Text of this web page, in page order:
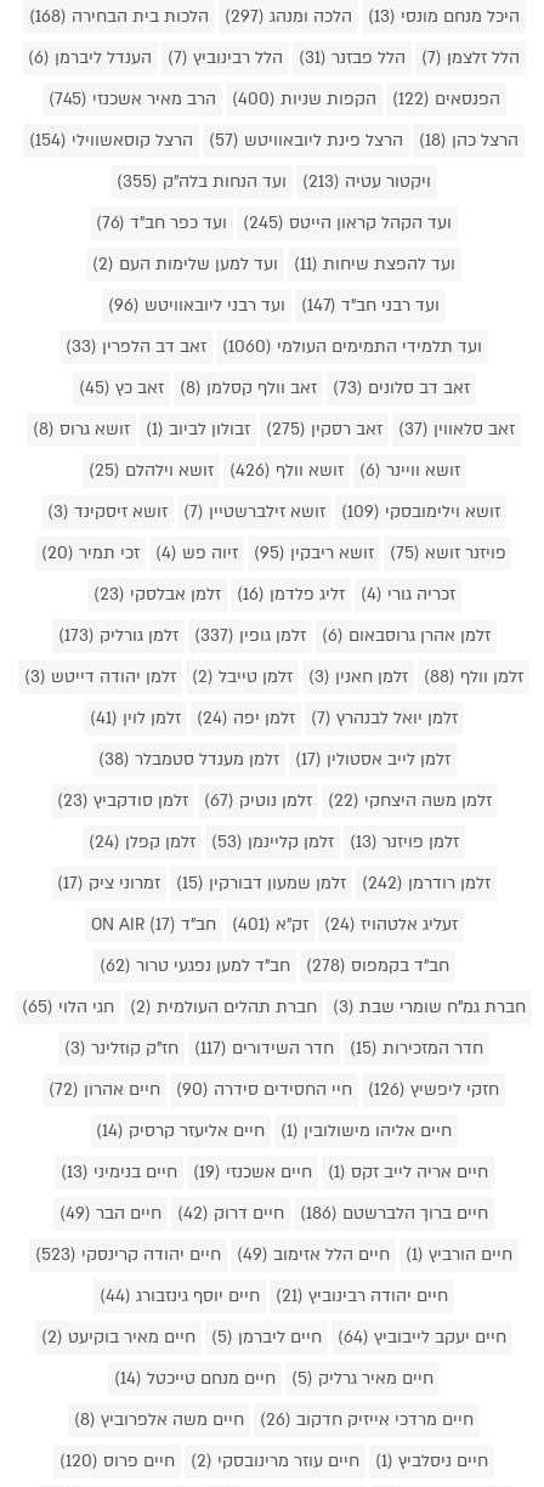
היכל מנחם מונסי (13) הלכה ומנהג (297)
הלכות בית הבחירה (168)
הלל זלצמן (7)
הלל פבזנר (31) הלל רבינוביץ (7)
הענדל ליברמן (6)
הפנסאים (122)
הקפות שניות (400)
הרב מאיר אשכנזי (745)
הרצל כהן (18)
הרצל פינת ליובאוויטש (57)
הרצל קוסאשווילי (154)
ויקטור עטיה (213)
ועד הנחות בלה"ק (355)
ועד הקהל קראון הייטס (245)
ועד כפר חב"ד (76)
ועד להפצת שיחות (11)
ועד למען שלימות העם (2)
ועד רבני חב"ד (147)
ועד רבני ליובאוויטש (96)
ועד תלמידי התמימים העולמי (1060)
זאב דב הלפרין (33)
זאב דב סלונים (73)
זאב וולף קסלמן (8)
זאב כץ (45)
זאב סלאווין (37)
זאב רסקין (275) זבולון לביוב (1)
זושא גרוס (8)
זושא וויינר (6)
זושא וולף (426)
זושא וילהלם (25)
זושא וילימובסקי (109)
זושא זילברשטיין (7)
זושא זיסקינד (3)
פויזנר זושא (75)
זושא ריבקין (95) זיוה פש (4)
זכי תמיר (20)
זכריה גורי (4)
זליג פלדמן (16)
זלמן אבלסקי (23)
זלמן אהרן גרוסבאום (6)
זלמן גופין (337)
זלמן גורליק (173)
זלמן וולף (88)
זלמן חאנין (3) זלמן טייבל (2)
זלמן יהודה דייטש (3)
זלמן יואל לבנהרץ (7)
זלמן יפה (24)
זלמן לוין (41)
זלמן לייב אסטולין (17)
זלמן מענדל סטמבלר (38)
זלמן משה היצחקי (22)
זלמן נוטיק (67)
זלמן סודקביץ (23)
זלמן פויזנר (13)
זלמן קליינמן (53)
זלמן קפלן (24)
זלמן רודרמן (242)
זלמן שמעון דבורקין (15)
זמרוני ציק (17)
זעליג אלטהויז (24)
זק"א (401)
חב"ד ON AIR (17)
חב"ד בקמפוס (278)
חב"ד למען נפגעי טרור (62)
חברת גמ"ח שומרי שבת (3)
חברת תהלים העולמית (2)
חגי הלוי (65)
חדר המזכירות (15)
חדר השידורים (117)
חז"ק קוזלינר (3)
חזקי ליפשיץ (126)
חיי החסידים סידרה (90)
חיים אהרון (72)
חיים אליהו מישולובין (1)
חיים אליעזר קרסיק (14)
חיים אריה לייב זקס (1)
חיים אשכנזי (19)
חיים בנימיני (13)
חיים ברוך הלברשטם (186)
חיים דרוק (42)
חיים הבר (49)
חיים הורביץ (1)
חיים הלל אזימוב (49)
חיים יהודה קרינסקי (523)
חיים יהודה רבינוביץ (21)
חיים יוסף גינזבורג (44)
חיים יעקב לייבוביץ (64)
חיים ליברמן (5)
חיים מאיר בוקיעט (2)
חיים מאיר גרליק (5)
חיים מנחם טייכטל (14)
חיים מרדכי אייזיק חדקוב (26)
חיים משה אלפרוביץ (8)
חיים ניסלביץ (1)
חיים עוזר מרינובסקי (2)
חיים פרוס (120)